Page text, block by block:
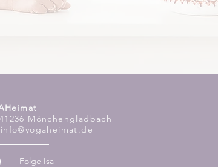
Mönchengladbach
Folge Isa